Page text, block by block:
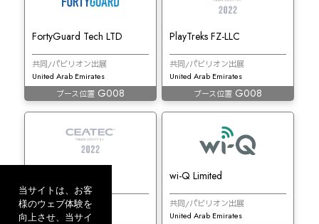
当サイトは、お客
様のウェブ体験を
向上させ、当サイ
FortyGuard Tech LTD
共同/パビリオン出展
United Arab Emirates
ブース位置G008
PlayTreks FZ-LLC
共同/パビリオン出展
United Arab Emirates
ブース位置G008
共同/パビリオン出展
United Arab Emirates
wi-Q Limited
共同/パビリオン出展
United Arab Emirates